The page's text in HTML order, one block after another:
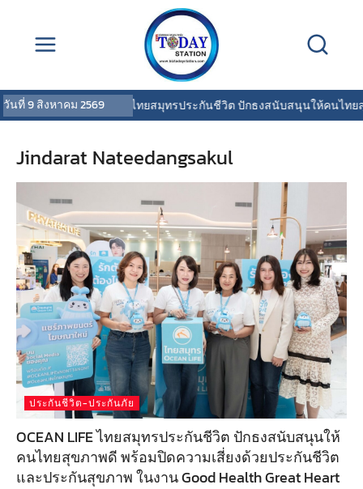
วันที่9 สิงหาคม 2569
OCEAN LIFE ไทยสมุทรประกันชีวิต ปักธงสนับสนุนให้คนไทยสุขภาพดี
Jindarat Nateedangsakul
ประกันชีวิต-ประกันภัย
OCEAN LIFE ไทยสมุทรประกันชีวิต ปักธงสนับสนุนให้
คนไทยสุขภาพดี พร้อมปิดความเสี่ยงด้วยประกันชีวิต
และประกันสุขภาพ ในงาน Good Health Great Heart